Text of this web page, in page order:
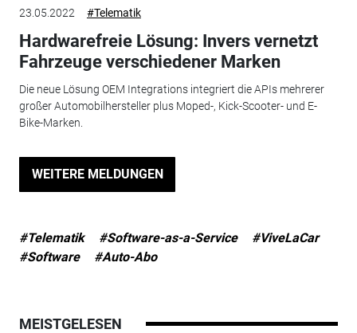
23.05.2022 #Telematik
Hardwarefreie Lösung: Invers vernetzt
Fahrzeuge verschiedener Marken
Die neue Lösung OEM Integrations integriert die APIs mehrerer
großer Automobilhersteller plus Moped-, Kick-Scooter- und E-
Bike-Marken.
WEITERE MELDUNGEN
#Telematik #Software-as-a-Service
#ViveLaCar
#Software
#Auto-Abo
MEISTGELESEN